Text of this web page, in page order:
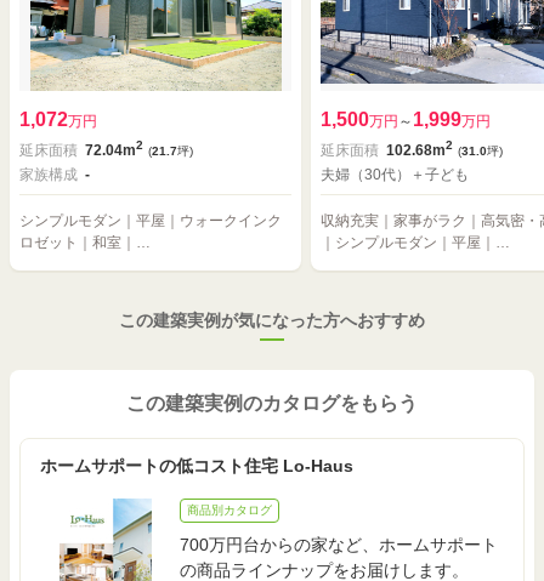
1,072万円
延床面積 72.04m2 (21.7坪)
家族構成 -
シンプルモダン｜平屋｜ウォークインク
ロゼット｜和室｜…
1,500万円 ～ 1,999万円
延床面積 102.68m2 (31.0坪)
夫婦（30代）＋子ども
収納充実｜家事がラク｜高気密・
｜シンプルモダン｜平屋｜…
この建築実例が気になった方へおすすめ
この建築実例のカタログをもらう
ホームサポートの低コスト住宅 Lo-Haus
商品別カタログ
700万円台からの家など、ホームサポート
の商品ラインナップをお届けします。